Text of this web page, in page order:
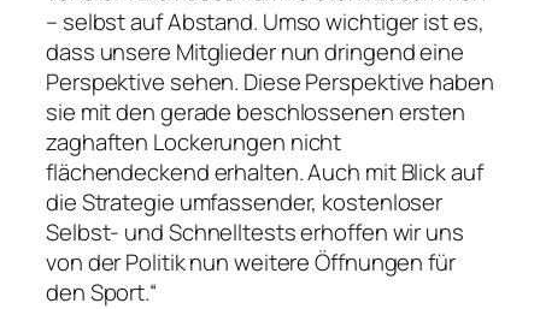
– selbst auf Abstand. Umso wichtiger ist es,
dass unsere Mitglieder nun dringend eine
Perspektive sehen. Diese Perspektive haben
sie mit den gerade beschlossenen ersten
zaghaften Lockerungen nicht
flächendeckend erhalten. Auch mit Blick auf
die Strategie umfassender, kostenloser
Selbst- und Schnelltests erhoffen wir uns
von der Politik nun weitere Öffnungen für
den Sport.“